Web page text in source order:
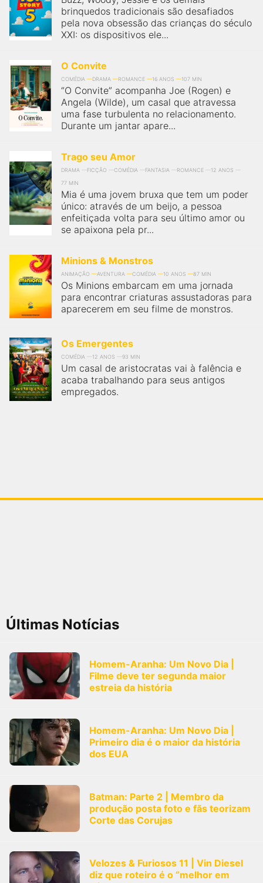
brinquedos tradicionais são desafiados
pela nova obsessão das crianças do século
XXI: os dispositivos ele...
O Convite
COMÉDIA DRAMA ROMANCE 16 ANOS 107 MIN
“O Convite” acompanha Joe (Rogen) e
Angela (Wilde), um casal que atravessa
uma fase turbulenta no relacionamento.
Durante um jantar apare...
Trago seu Amor
DRAMA FICÇÃO COMÉDIA FANTASIA ROMANCE
12 ANOS
77 MIN
Mia é uma jovem bruxa que tem um poder
único: através de um beijo, a pessoa
enfeitiçada volta para seu último amor ou
se apaixona pela pr...
Minions & Monstros
ANIMAÇÃO AVENTURA COMÉDIA 10 ANOS 87 MIN
Os Minions embarcam em uma jornada
para encontrar criaturas assustadoras para
aparecerem em seu filme de monstros.
Os Emergentes
COMÉDIA 12 ANOS 93 MIN
Um casal de aristocratas vai à falência e
acaba trabalhando para seus antigos
empregados.
Últimas Notícias
Homem-Aranha: Um Novo Dia |
Filme deve ter segunda maior
estreia da história
Homem-Aranha: Um Novo Dia |
Primeiro dia é o maior da história
dos EUA
Batman: Parte 2 | Membro da
produção posta foto e fãs teorizam
Corte das Corujas
Velozes & Furiosos 11 | Vin Diesel
diz que roteiro é o “melhor em